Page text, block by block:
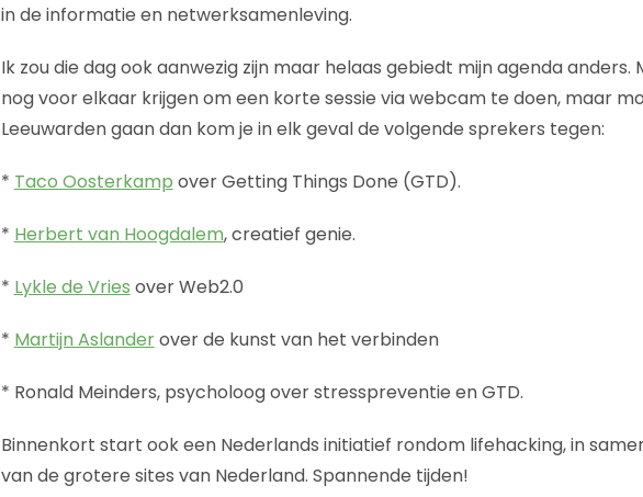
in de informatie en netwerksamenleving.
Ik zou die dag ook aanwezig zijn maar helaas gebiedt mijn agenda anders.
nog voor elkaar krijgen om een korte sessie via webcam te doen, maar
Leeuwarden gaan dan kom je in elk geval de volgende sprekers tegen:
* Taco Oosterkamp over Getting Things Done (GTD).
* Herbert van Hoogdalem, creatief genie.
* Lykle de Vries over Web2.0
* Martijn Aslanderover de kunst van het verbinden
* Ronald Meinders, psycholoog over stresspreventie en GTD.
Binnenkort start ook een Nederlands initiatief rondom lifehacking, in
van de grotere sites van Nederland. Spannende tijden!